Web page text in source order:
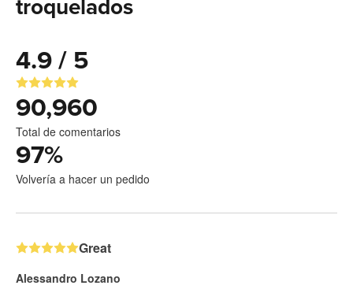
troquelados
4.9 / 5
90,960
Total de comentarios
97%
Volvería a hacer un pedido
Great
Alessandro Lozano